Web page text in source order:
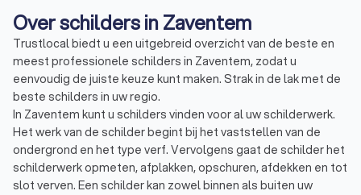
Over schilders in Zaventem
Trustlocal biedt u een uitgebreid overzicht van de beste en
meest professionele schilders in Zaventem, zodat u
eenvoudig de juiste keuze kunt maken. Strak in de lak met de
beste schilders in uw regio.
In Zaventem kunt u schilders vinden voor al uw schilderwerk.
Het werk van de schilder begint bij het vaststellen van de
ondergrond en het type verf. Vervolgens gaat de schilder het
schilderwerk opmeten, afplakken, opschuren, afdekken en tot
slot verven. Een schilder kan zowel binnen als buiten uw